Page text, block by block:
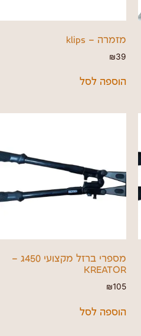
מזמרה – klips
₪39
הוספה לסל
מספרי ברזל מקצועי 450ג –
KREATOR
₪105
הוספה לסל